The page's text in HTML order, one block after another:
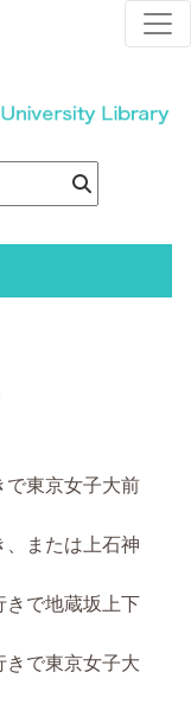
で東京女子大前
、または上石神
きで地蔵坂上下
きで東京女子大